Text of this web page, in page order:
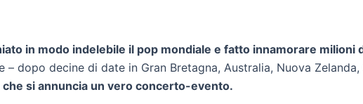
in modo indelebile il pop mondiale e fatto innamorare milioni
dopo decine di date in Gran Bretagna, Australia, Nuova
si annuncia un vero concerto-evento.